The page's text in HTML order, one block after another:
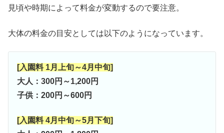
見頃や時期によって料金が変動するので要注意。
大体の料金の目安としては以下のようになっています。
[入園料 1月上旬～4月中旬]
大人：300円～1,200円
子供：200円～600円
[入園料 4月中旬～5月下旬]